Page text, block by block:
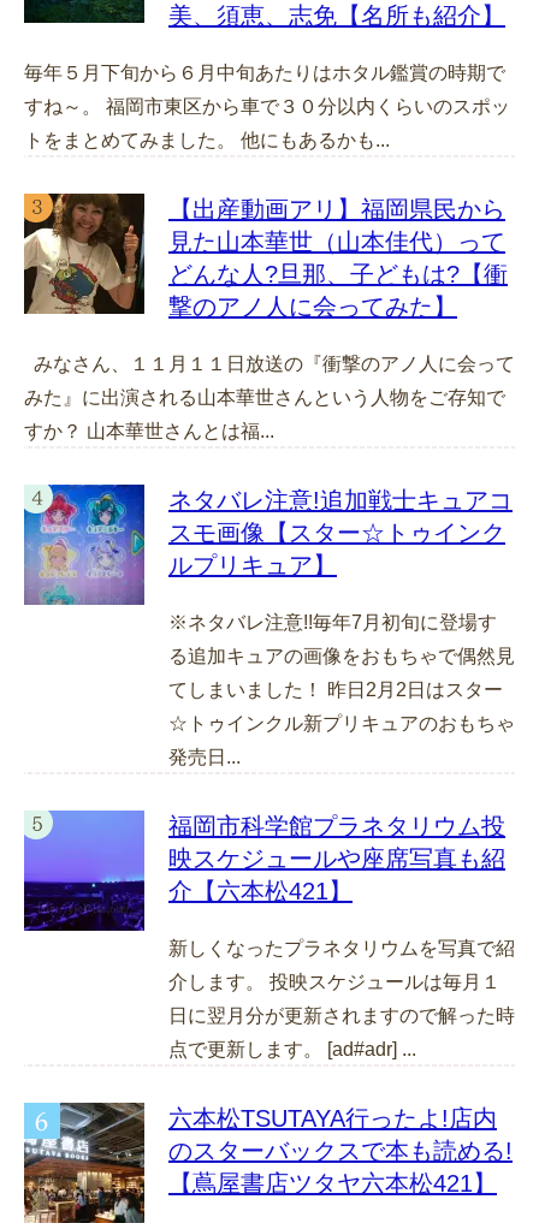
美、須恵、志免【名所も紹介】
毎年５月下旬から６月中旬あたりはホタル鑑賞の時期で
すね～。 福岡市東区から車で３０分以内くらいのスポッ
トをまとめてみました。 他にもあるかも...
【出産動画アリ】福岡県民から
見た山本華世（山本佳代）って
どんな人?旦那、子どもは?【衝
撃のアノ人に会ってみた】
みなさん、１１月１１日放送の『衝撃のアノ人に会って
みた』に出演される山本華世さんという人物をご存知で
すか？ 山本華世さんとは福...
ネタバレ注意!追加戦士キュアコ
スモ画像【スター☆トゥインク
ルプリキュア】
※ネタバレ注意!!毎年7月初旬に登場す
る追加キュアの画像をおもちゃで偶然見
てしまいました！ 昨日2月2日はスター
☆トゥインクル新プリキュアのおもちゃ
発売日...
福岡市科学館プラネタリウム投
映スケジュールや座席写真も紹
介【六本松421】
新しくなったプラネタリウムを写真で紹
介します。 投映スケジュールは毎月１
日に翌月分が更新されますので解った時
点で更新します。 [ad#adr] ...
六本松TSUTAYA行ったよ!店内
のスターバックスで本も読める!
【蔦屋書店ツタヤ六本松421】